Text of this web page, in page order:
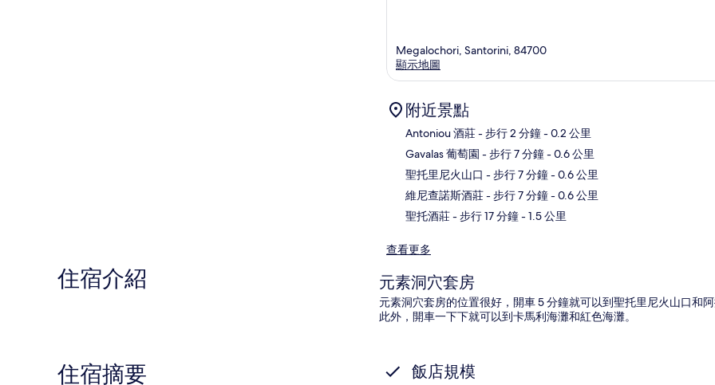
Megalochori, Santorini, 84700
顯示地圖
附近景點
Antoniou 酒莊- 步行 2 分鐘- 0.2 公里
Gavalas 葡萄園 - 步行 7 分鐘- 0.6 公里
聖托里尼火山口 - 步行 7 分鐘- 0.6 公里
維尼查諾斯酒莊- 步行 7 分鐘- 0.6 公里
聖托酒莊- 步行 17 分鐘- 1.5 公里
查看更多
住宿介紹 元素洞穴套房
元素洞穴套房的位置很好，開車 5 分鐘就可以到聖托里尼火山口和
此外，開車一下下就可以到卡馬利海灘和紅色海灘。
住宿摘要 飯店規模